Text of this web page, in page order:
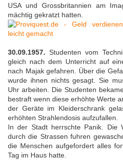
USA und Grossbritannien am
mächtig gekratzt hatten.
30.09.1957. Studenten vom
gleich nach dem Unterricht auf
nach Majak gefahren. Über die
wurde ihnen nichts gesagt. Sie
Uhr arbeiten. Die Studenten
bestraft wenn diese erhöhte Werte
der Geräte im Kleiderschrank
erhöhten Strahlendosis aufzufallen.
In der Stadt herrschte Panik. Die
durch die Strassen fuhren
die Menschen aufgefordert alles
Tag im Haus hatte.